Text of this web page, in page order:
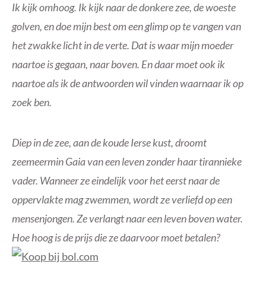
Ik kijk omhoog. Ik kijk naar de donkere zee, de woeste
golven, en doe mijn best om een glimp op te vangen van
het zwakke licht in de verte. Dat is waar mijn moeder
naartoe is gegaan, naar boven. En daar moet ook ik
naartoe als ik de antwoorden wil vinden waarnaar ik op
zoek ben.
Diep in de zee, aan de koude Ierse kust, droomt
zeemeermin Gaia van een leven zonder haar tirannieke
vader. Wanneer ze eindelijk voor het eerst naar de
oppervlakte mag zwemmen, wordt ze verliefd op een
mensenjongen. Ze verlangt naar een leven boven water.
Hoe hoog is de prijs die ze daarvoor moet betalen?